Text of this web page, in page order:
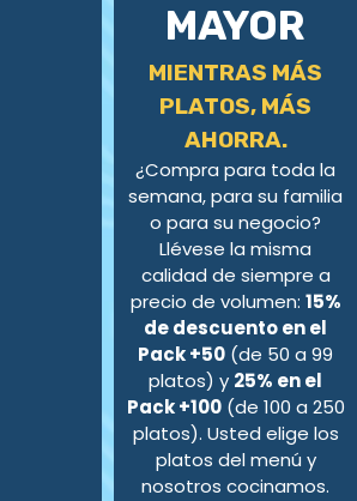
MAYOR
MIENTRAS MÁS
PLATOS, MÁS
AHORRA.
¿Compra para toda la
semana, para su familia
o para su negocio?
Llévese la misma
calidad de siempre a
precio de volumen: 15%
de descuento en el
Pack +50 (de 50 a 99
platos) y 25% en el
Pack +100(de 100 a 250
platos). Usted elige los
platos del menú y
nosotros cocinamos.